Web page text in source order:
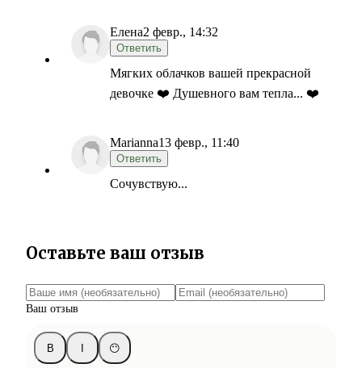
Елена2 февр., 14:32
Ответить
Мягких облачков вашей прекрасной
девочке ❤️ Душевного вам тепла... ❤️
Marianna13 февр., 11:40
Ответить
Сочувствую...
Оставьте ваш отзыв
Ваш отзыв
B I 😶